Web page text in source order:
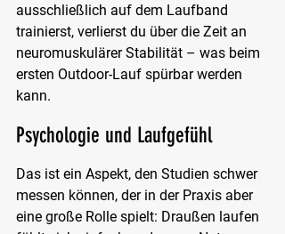
ausschließlich auf dem Laufband
trainierst, verlierst du über die Zeit an
neuromuskulärer Stabilität – was beim
ersten Outdoor-Lauf spürbar werden
kann.
Psychologie und Laufgefühl
Das ist ein Aspekt, den Studien schwer
messen können, der in der Praxis aber
eine große Rolle spielt: Draußen laufen